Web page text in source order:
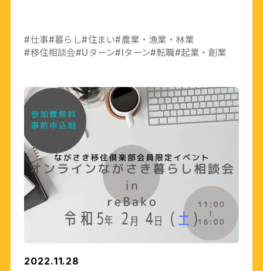
#仕事#暮らし#住まい#農業・漁業・林業
#移住相談会#Uターン#Iターン#転職#起業・創業
2022.11.28